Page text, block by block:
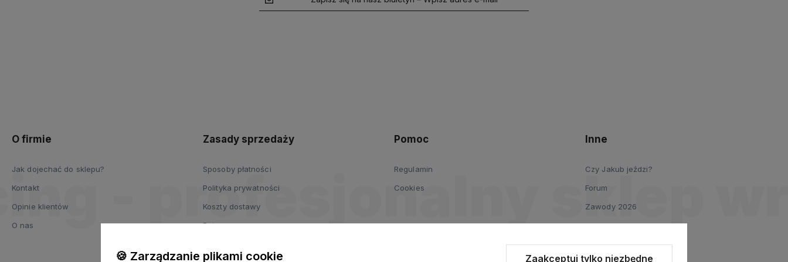
O firmie
Jak dojechać do sklepu?
Kontakt
Opinie klientów
O nas
Zasady sprzedaży
Sposoby płatności
Polityka prywatności
Koszty dostawy
Raty
Pomoc
Regulamin
Cookies
Inne
Czy Jakub jeździ?
Forum
Zawody 2026
🍪 Zarządzanie plikami cookie Zaakceptuj tylko niezbędne